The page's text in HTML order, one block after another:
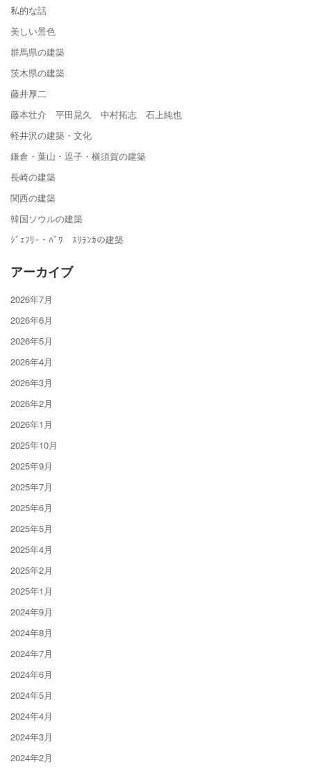
私的な話
美しい景色
群馬県の建築
茨木県の建築
藤井厚二
藤本壮介 平田晃久 中村拓志 石上純也
軽井沢の建築・文化
鎌倉・葉山・逗子・横須賀の建築
長崎の建築
関西の建築
韓国ソウルの建築
ｼﾞｪﾌﾘｰ・ﾊﾞﾜ ｽﾘﾗﾝｶの建築
アーカイブ
2026年7月
2026年6月
2026年5月
2026年4月
2026年3月
2026年2月
2026年1月
2025年10月
2025年9月
2025年7月
2025年6月
2025年5月
2025年4月
2025年2月
2025年1月
2024年9月
2024年8月
2024年7月
2024年6月
2024年5月
2024年4月
2024年3月
2024年2月